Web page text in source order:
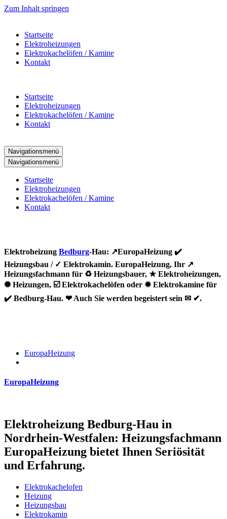
Zum Inhalt springen
Startseite
Elektroheizungen
Elektrokachelöfen / Kamine
Kontakt
Startseite
Elektroheizungen
Elektrokachelöfen / Kamine
Kontakt
Navigationsmenü
Navigationsmenü
Startseite
Elektroheizungen
Elektrokachelöfen / Kamine
Kontakt
Elektroheizung Bedburg-Hau: ↗️EuropaHeizung ✔️
Heizungsbau / ✓ Elektrokamin. EuropaHeizung, Ihr ↗️
Heizungsfachmann für ♻ Heizungsbauer, ★ Elektroheizungen,
✺ Heizungen, ☑️ Elektrokachelöfen oder ✹ Elektrokamine für
✔️ Bedburg-Hau. ❤ Auch Sie werden begeistert sein ✉ ✔.
EuropaHeizung
EuropaHeizung
Elektroheizung Bedburg-Hau in
Nordrhein-Westfalen: Heizungsfachmann
EuropaHeizung bietet Ihnen Seriösität
und Erfahrung.
Elektrokachelofen
Heizung
Heizungsbau
Elektrokamin